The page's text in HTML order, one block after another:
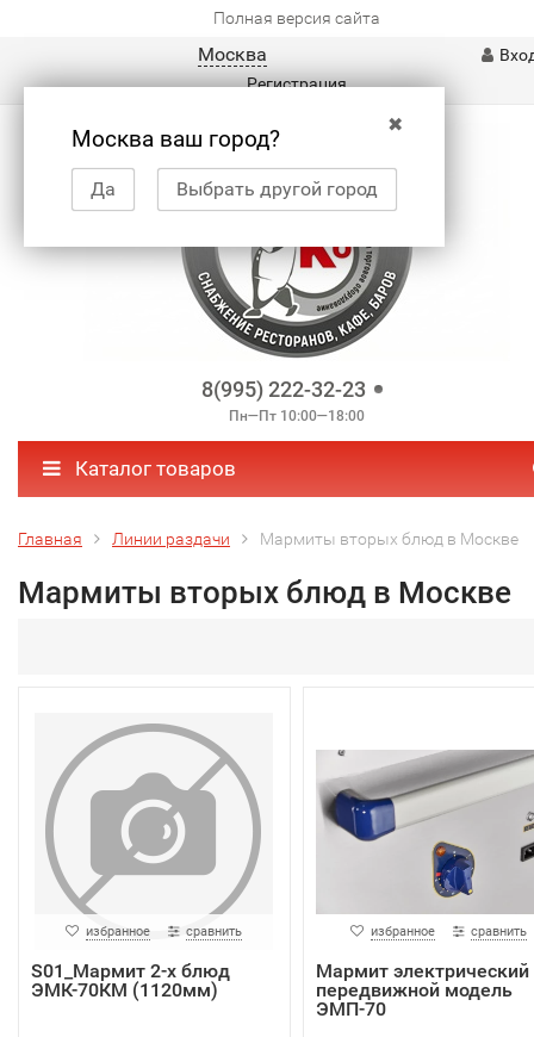
Полная версия сайта
Москва
✖
Москва ваш город?
Да Выбрать другой город
Регистрация
8(995) 222-32-23
Пн—Пт 10:00—18:00
Каталог товаров
Главная Линии раздачи Мармиты вторых блюд в Москве
Мармиты вторых блюд в Москве
избранное сравнить
S01_Мармит 2-х блюд
ЭМК-70КМ (1120мм)
избранное сравнить
Мармит электрический
передвижной модель
ЭМП-70